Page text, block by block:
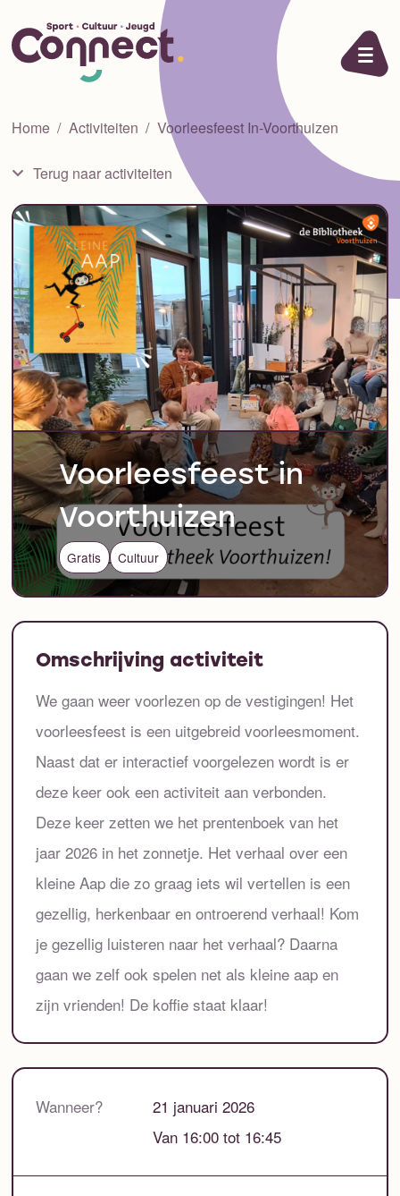
Ga naar de inhoud
Home Activiteiten Voorleesfeest In-Voorthuizen
Terug naar activiteiten
Voorleesfeest in
Voorthuizen
Gratis Cultuur
Omschrijving activiteit
We gaan weer voorlezen op de vestigingen! Het
voorleesfeest is een uitgebreid voorleesmoment.
Naast dat er interactief voorgelezen wordt is er
deze keer ook een activiteit aan verbonden.
Deze keer zetten we het prentenboek van het
jaar 2026 in het zonnetje. Het verhaal over een
kleine Aap die zo graag iets wil vertellen is een
gezellig, herkenbaar en ontroerend verhaal! Kom
je gezellig luisteren naar het verhaal? Daarna
gaan we zelf ook spelen net als kleine aap en
zijn vrienden! De koffie staat klaar!
Wanneer?
21 januari 2026
Van 16:00 tot 16:45